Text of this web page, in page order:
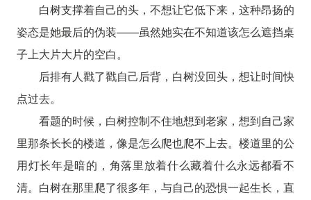
白树支撑着自己的头，不想让它低下来，这种昂扬的
姿态是她最后的伪装——虽然她实在不知道该怎么遮挡桌
子上大片大片的空白。
后排有人戳了戳自己后背，白树没回头，想让时间快
点过去。
看题的时候，白树控制不住地想到老家，想到自己家
里那条长长的楼道，像是怎么爬也爬不上去。楼道里的公
用灯长年是暗的，角落里放着什么藏着什么永远都看不
清。白树在那里爬了很多年，与自己的恐惧一起生长，直